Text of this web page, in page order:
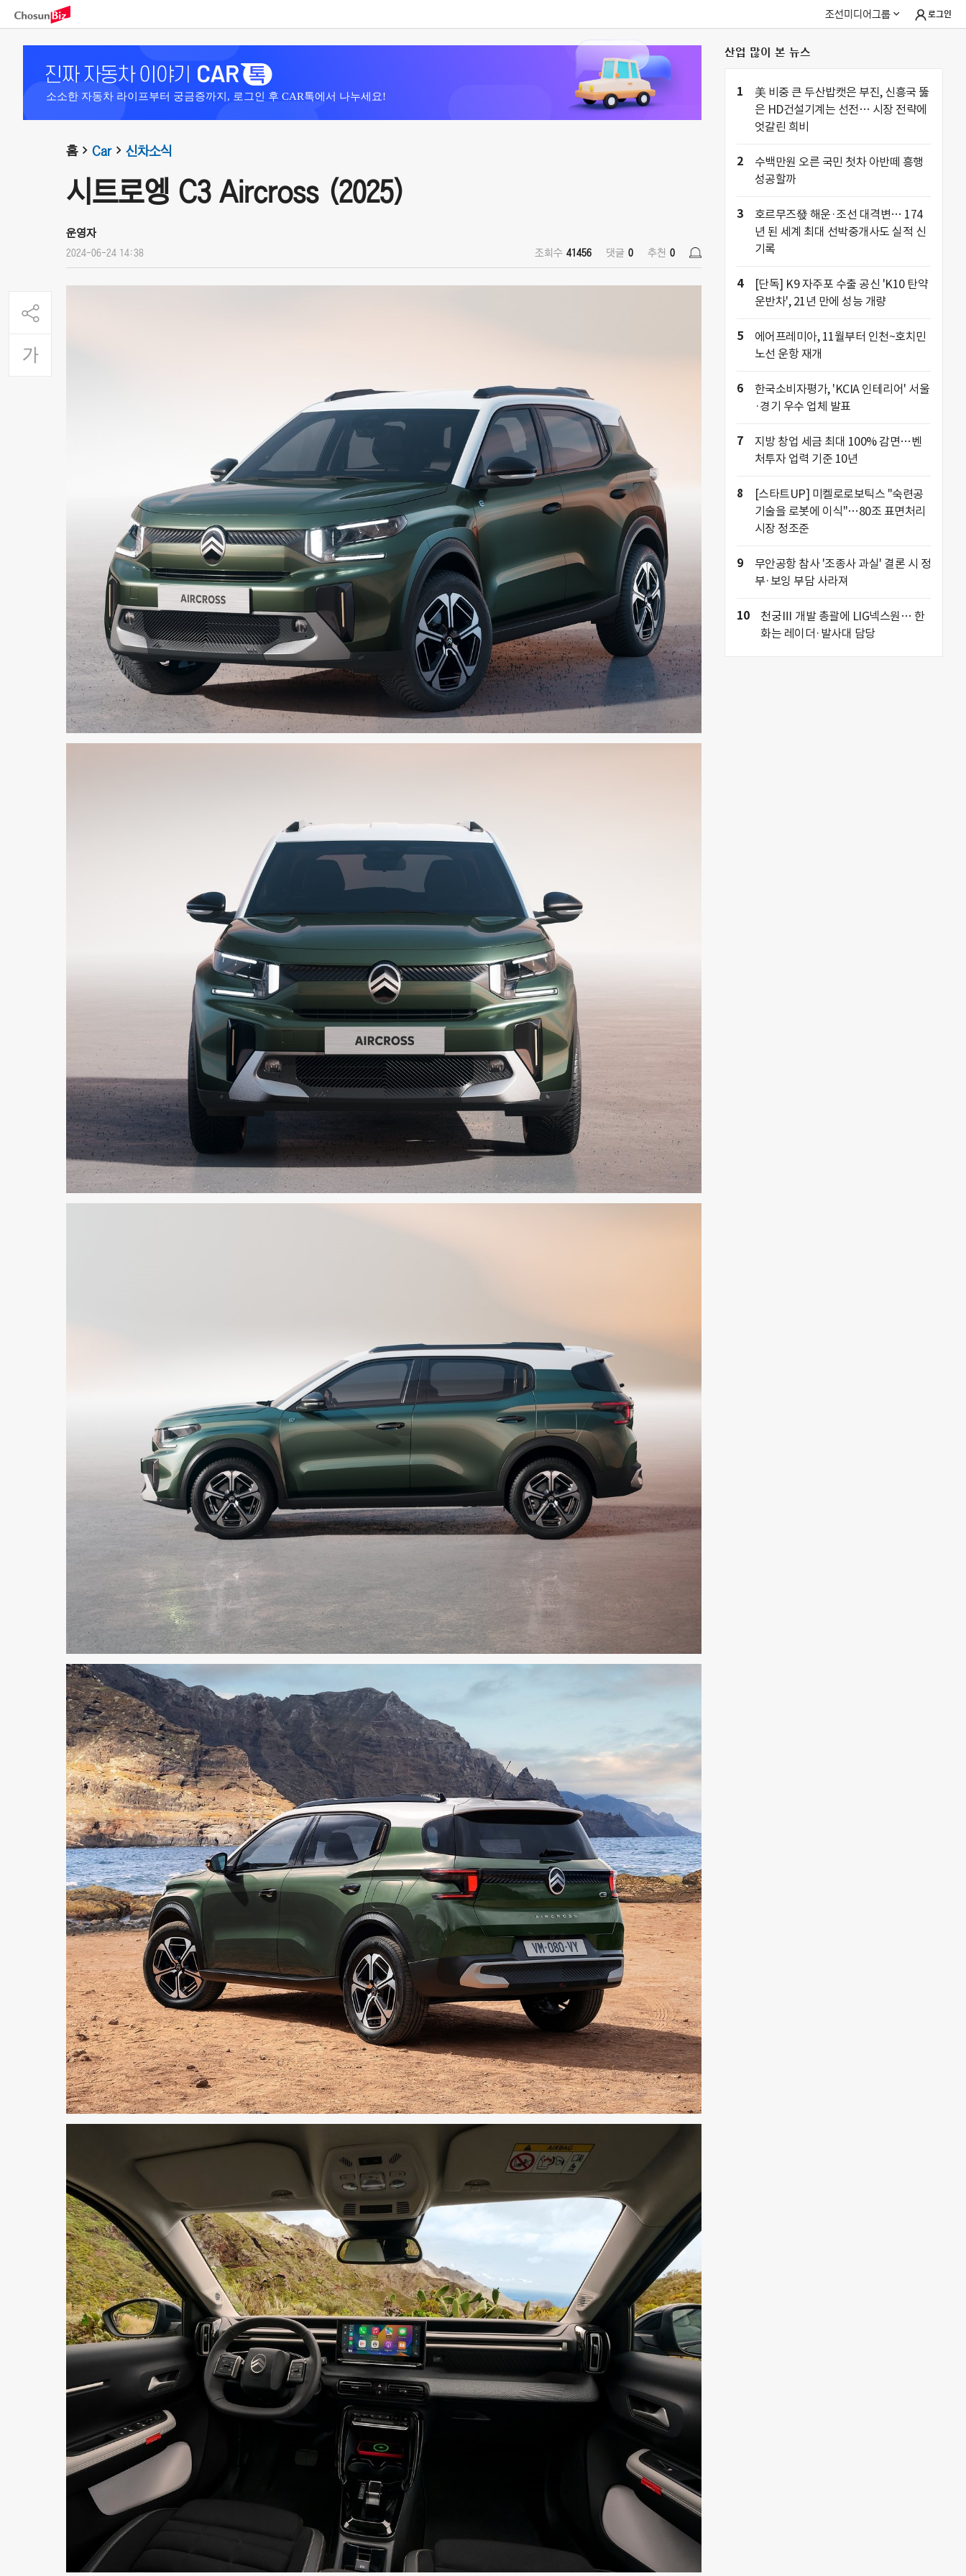
조선미디어그룹 로그인
소소한 자동차 라이프부터 궁금증까지, 로그인 후 CAR톡에서 나누세요!
홈 Car 신차소식
시트로엥 C3 Aircross (2025)
운영자
2024-06-24 14:38 조회수 41456 댓글 0 추천 0
산업 많이 본 뉴스